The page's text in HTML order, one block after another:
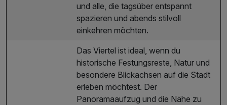
und alle, die tagsüber entspannt
spazieren und abends stilvoll
einkehren möchten.
Das Viertel ist ideal, wenn du
historische Festungsreste, Natur und
besondere Blickachsen auf die Stadt
erleben möchtest. Der
Panoramaaufzug und die Nähe zu